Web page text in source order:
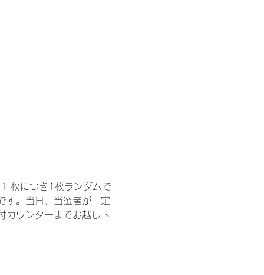
枚につき1枚ランダムで
す。当日、当選者が一定
カウンターまでお越し下